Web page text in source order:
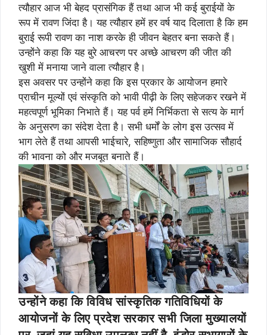
त्यौहार आज भी बेहद प्रासंगिक हैं तथा आज भी कई बुराईयों के
रूप में रावण जिंदा है। यह त्यौहार हमें हर वर्ष याद दिलाता है कि हम
बुराई रूपी रावण का नाश करके ही जीवन बेहतर बना सकते हैं।
उन्होंने कहा कि यह बुरे आचरण पर अच्छे आचरण की जीत की
खुशी में मनाया जाने वाला त्यौहार है।
इस अवसर पर उन्होंने कहा कि इस प्रकार के आयोजन हमारे
प्राचीन मूल्यों एवं संस्कृति को भावी पीढ़ी के लिए सहेजकर रखने में
महत्वपूर्ण भूमिका निभाते हैं। यह पर्व हमें निर्भिकता से सत्य के मार्ग
के अनुसरण का संदेश देता है। सभी धर्मों के लोग इस उत्सव में
भाग लेते हैं तथा आपसी भाईचारे, सहिष्णुता और सामाजिक सौहार्द
की भावना को और मजबूत बनाते हैं।
उन्होंने कहा कि विविध सांस्कृतिक गतिविधियों के
आयोजनों के लिए प्रदेश सरकार सभी जिला मुख्यालयों